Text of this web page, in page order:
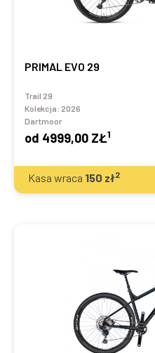
PRIMAL EVO 29
Trail 29
Kolekcja: 2026
Dartmoor
od 4999,00 ZŁ1
Kasa wraca 150 zł2